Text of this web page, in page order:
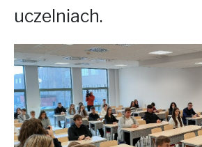
uczelniach.